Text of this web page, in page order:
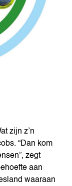
zijn z’n
“Dan kom
zegt
aan
waaraan